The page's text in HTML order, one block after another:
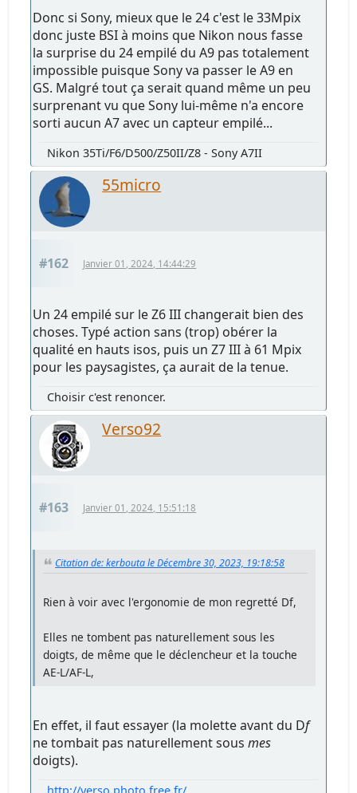
Donc si Sony, mieux que le 24 c'est le 33Mpix
donc juste BSI à moins que Nikon nous fasse
la surprise du 24 empilé du A9 pas totalement
impossible puisque Sony va passer le A9 en
GS. Malgré tout ça serait quand même un peu
surprenant vu que Sony lui-même n'a encore
sorti aucun A7 avec un capteur empilé...
Nikon 35Ti/F6/D500/Z50II/Z8 - Sony A7II
55micro
#162 Janvier 01, 2024, 14:44:29
Un 24 empilé sur le Z6 III changerait bien des
choses. Typé action sans (trop) obérer la
qualité en hauts isos, puis un Z7 III à 61 Mpix
pour les paysagistes, ça aurait de la tenue.
Choisir c'est renoncer.
Verso92
#163 Janvier 01, 2024, 15:51:18
Citation de: kerbouta le Décembre 30, 2023, 19:18:58
Rien à voir avec l'ergonomie de mon regretté Df,
Elles ne tombent pas naturellement sous les
doigts, de même que le déclencheur et la touche
AE-L/AF-L,
En effet, il faut essayer (la molette avant du Df
ne tombait pas naturellement sousmes
doigts).
http://verso.photo.free.fr/